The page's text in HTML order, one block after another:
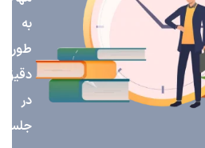
طور
دقیق
در